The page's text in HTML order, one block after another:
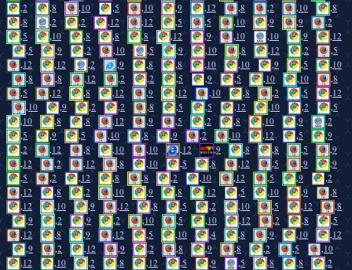
,2 ,8 ,10 ,5 ,10 ,9 ,12 ,8 ,2 ,10 ,8
,8 ,2 ,2 ,12 ,12 ,5 ,5 ,10 ,9 ,9 ,2
,5 ,10 ,8 ,8 ,8 ,12 ,9 ,10 ,10 ,9 ,12
,5 ,9 ,2 ,10 ,5 ,9 ,10 ,8 ,12 ,2 ,5
,12 ,12 ,2 ,9 ,8 ,8 ,10 ,10 ,9 ,5 ,10
,8 ,8 ,12 ,2 ,2 ,5 ,9 ,5 ,10 ,10 ,8
,5 ,12 ,8 ,12 ,9 ,12 ,10 ,8 ,2 ,5 ,12
,10 ,9 ,2 ,2 ,8 ,5 ,5 ,12 ,10 ,2 ,5
,10 ,8 ,8 ,12 ,9 ,5 ,2 ,8 ,10 ,9 ,2
,5 ,9 ,5 ,10 ,8 ,9 ,2 ,10 ,12 ,5 ,9
,2 ,12 ,8 ,10 ,10 ,12 ,9 ,8 ,8 ,5 ,9
,12 ,2 ,12 ,8 ,10 ,5 ,8 ,12 ,5 ,9 ,9
,5 ,2 ,12 ,8 ,8 ,2 ,10 ,12 ,5 ,9 ,2
,12 ,8 ,2 ,10 ,9 ,8 ,12 ,5 ,10 ,9 ,8
,12 ,10 ,9 ,12 ,8 ,5 ,2 ,10 ,5 ,12 ,8
,9 ,2 ,9 ,2 ,10 ,5 ,10 ,12 ,2 ,8 ,5
,12 ,8 ,9 ,12 ,5 ,10 ,4 ,8 ,9 ,10 ,12
,9 ,2 ,12 ,9 ,2 ,8 ,9 ,8 ,2 ,5 ,10
,12 ,10 ,2 ,8 ,12 ,5 ,9 ,5 ,8 ,8 ,2